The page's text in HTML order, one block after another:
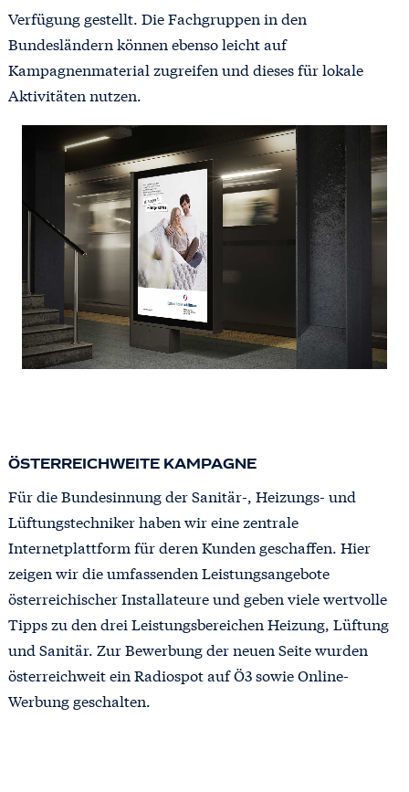
Verfügung gestellt. Die Fachgruppen in den
Bundesländern können ebenso leicht auf
Kampagnenmaterial zugreifen und dieses für lokale
Aktivitäten nutzen.
ÖSTERREICHWEITE KAMPAGNE
Für die Bundesinnung der Sanitär-, Heizungs- und
Lüftungstechniker haben wir eine zentrale
Internetplattform für deren Kunden geschaffen. Hier
zeigen wir die umfassenden Leistungsangebote
österreichischer Installateure und geben viele wertvolle
Tipps zu den drei Leistungsbereichen Heizung, Lüftung
und Sanitär. Zur Bewerbung der neuen Seite wurden
österreichweit ein Radiospot auf Ö3 sowie Online-
Werbung geschalten.